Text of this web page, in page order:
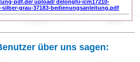
pdf.de/ upload/ delonghi-icm17210-
grau-37183-bedienungsanleitung.pdf
über uns sagen: